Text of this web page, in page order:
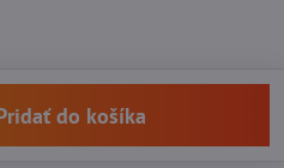
Pridať do košíka